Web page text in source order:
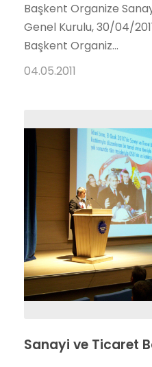
Başkent Organize
Genel Kurulu, 30/04/
Başkent Organiz...
04.05.2011